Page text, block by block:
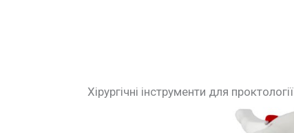
Хірургічні інструменти для проктології